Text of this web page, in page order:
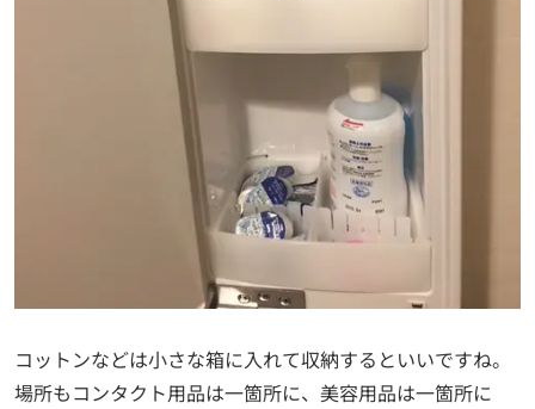
コットンなどは小さな箱に入れて収納するといいですね。
場所もコンタクト用品は一箇所に、美容用品は一箇所に